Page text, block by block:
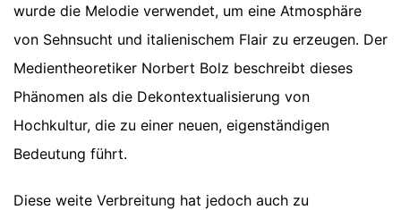
wurde die Melodie verwendet, um eine Atmosphäre
von Sehnsucht und italienischem Flair zu erzeugen. Der
Medientheoretiker Norbert Bolz beschreibt dieses
Phänomen als die Dekontextualisierung von
Hochkultur, die zu einer neuen, eigenständigen
Bedeutung führt.
Diese weite Verbreitung hat jedoch auch zu